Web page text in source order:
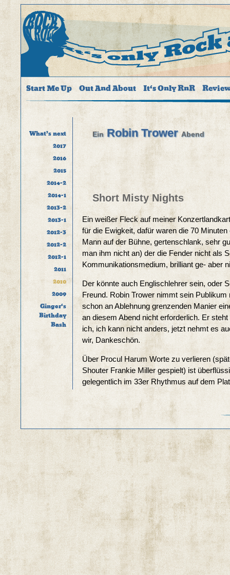
Start Me Up Out And About It‘s Only RnR
What’s next
2017
2016
2015
2014-2
2014-1
2013-2
2013-1
2012-3
2012-2
2012-1
2011
2010
2009
Ginger‘s
Birthday
Bash
EinRobin TrowerAbend
Short Misty Nights
Ein weißer Fleck auf meiner
für die Ewigkeit, dafür waren die 70
Mann auf der Bühne, gertenschlank, sehr
man ihm nicht an) der die Fender nicht als
Kommunikationsmedium, brilliant ge- aber
Der könnte auch Englischlehrer sein, oder
Freund. Robin Trower nimmt sein
schon an Ablehnung grenzenden Manier
an diesem Abend nicht erforderlich. Er
ich, ich kann nicht anders, jetzt nehmt es
wir, Dankeschön.
Über Procul Harum Worte zu verlieren
Shouter Frankie Miller gespielt) ist
gelegentlich im 33er Rhythmus auf dem
Trower hat uns zwei der wichtigsten
„Bridge Of Sighs“ (1974) und „Long Misty
epochalen „Sailing“-Version von Snoddy-
auch „zelebriert“. Ein paar neue Songs
coming out in a few weeks), geändert hat
Die sechs Saiten werden nicht geprügelt,
Attribut „der weiße Hendrix“ erscheint mir
entdecke ich Parallelen, es handelt sich
„Provokation“, ich habe mich für den
Shirt entschieden, kann der Meister nicht
des Clubs. Ich bin jetzt fast ein wenig froh
völlig anderen Sound. Was ist besser als
Schlagzeug? Klar, eine Gitarre, Bass und
Jahren auf, einige Zeit auch mit Jack
triounerfahren ist. Im Rex steht die Band,
ebenfalls als Trio auf der Bühne. Der